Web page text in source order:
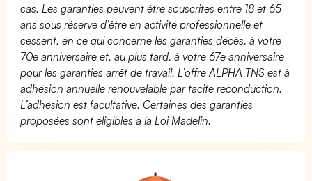
cas. Les garanties peuvent être souscrites entre 18 et 65
ans sous réserve d’être en activité professionnelle et
cessent, en ce qui concerne les garanties décès, à votre
70e anniversaire et, au plus tard, à votre 67e anniversaire
pour les garanties arrêt de travail. L’offre ALPHA TNS est à
adhésion annuelle renouvelable par tacite reconduction.
L’adhésion est facultative. Certaines des garanties
proposées sont éligibles à la Loi Madelin.